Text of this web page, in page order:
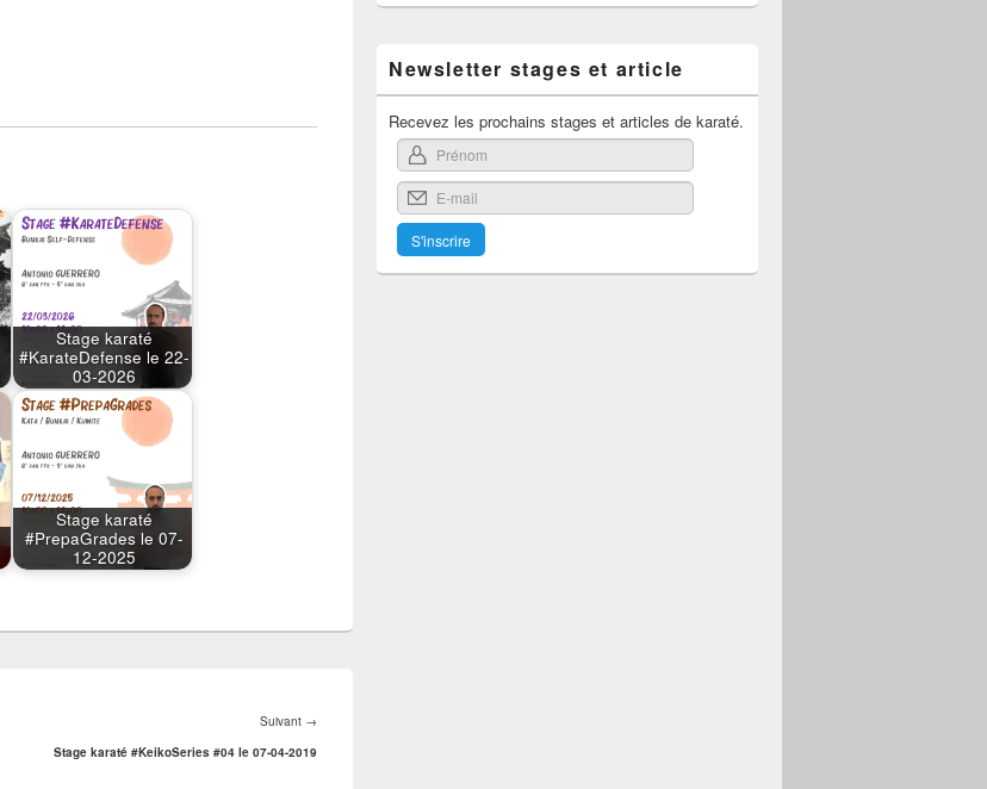
Stage karaté
#KarateDefense le 22-
03-2026
Stage karaté
#PrepaGrades le 07-
12-2025
Suivant →
suivant :
Stage karaté #KeikoSeries #04 le 07-04-2019
Newsletter stages et article
Recevez les prochains stages et articles de karaté.